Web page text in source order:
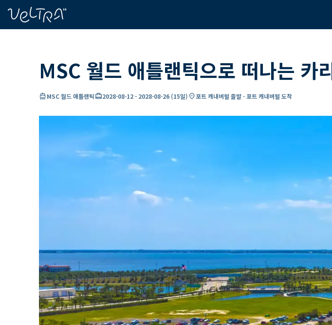
MSC 월드 애틀랜틱으로 떠나는 카
directions_boatMSC 월드 애틀랜틱card_travel2028-08-12- 2028-08-26 (15일) location_on포트 캐내버럴 출발 - 포트 캐내버럴 도착